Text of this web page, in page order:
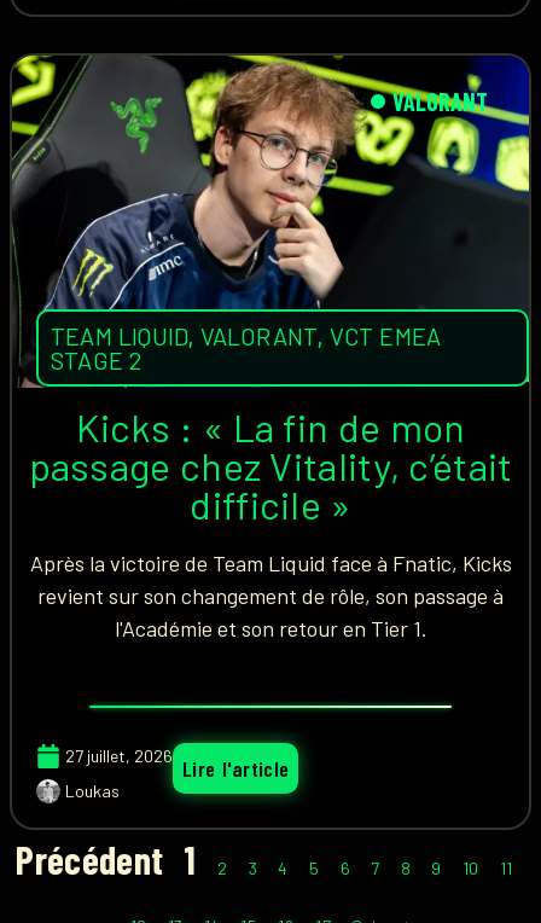
VALORANT
TEAM LIQUID, VALORANT, VCT EMEA
STAGE 2
Kicks : « La fin de mon
passage chez Vitality, c’était
difficile »
Après la victoire de Team Liquid face à Fnatic, Kicks
revient sur son changement de rôle, son passage à
l'Académie et son retour en Tier 1.
27 juillet, 2026
Loukas
Lire l'article
Précédent 1 2 3 4 5 6 7 8 9 10 11